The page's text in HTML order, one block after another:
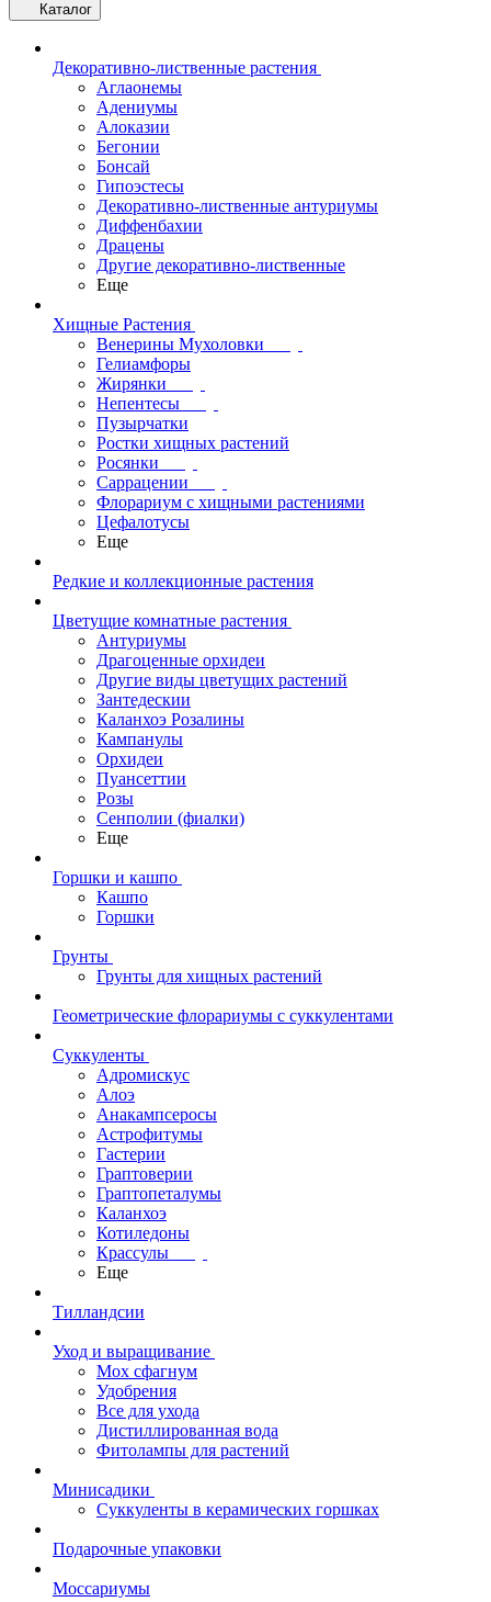
Каталог
Декоративно-лиственные растения
Аглаонемы
Адениумы
Алоказии
Бегонии
Бонсай
Гипоэстесы
Декоративно-лиственные антуриумы
Диффенбахии
Драцены
Другие декоративно-лиственные
Еще
Хищные Растения
Венерины Мухоловки
Гелиамфоры
Жирянки
Непентесы
Пузырчатки
Ростки хищных растений
Росянки
Саррацении
Флорариум с хищными растениями
Цефалотусы
Еще
Редкие и коллекционные растения
Цветущие комнатные растения
Антуриумы
Драгоценные орхидеи
Другие виды цветущих растений
Зантедескии
Каланхоэ Розалины
Кампанулы
Орхидеи
Пуансеттии
Розы
Сенполии (фиалки)
Еще
Горшки и кашпо
Кашпо
Горшки
Грунты
Грунты для хищных растений
Геометрические флорариумы с суккулентами
Суккуленты
Адромискус
Алоэ
Анакампсеросы
Астрофитумы
Гастерии
Граптоверии
Граптопеталумы
Каланхоэ
Котиледоны
Крассулы
Еще
Тилландсии
Уход и выращивание
Мох сфагнум
Удобрения
Все для ухода
Дистиллированная вода
Фитолампы для растений
Минисадики
Суккуленты в керамических горшках
Подарочные упаковки
Моссариумы